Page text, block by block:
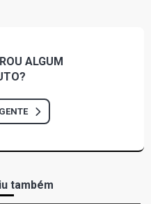
ALGUM
também